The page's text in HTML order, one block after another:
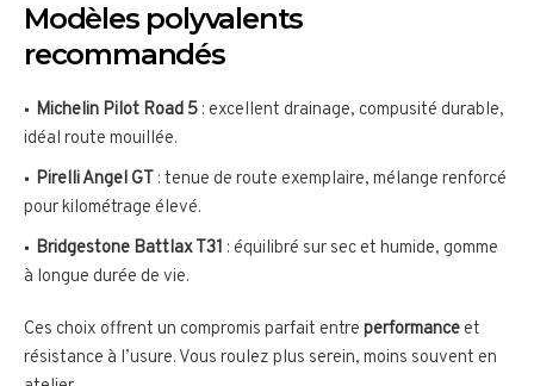
Modèles polyvalents
recommandés
Michelin Pilot Road 5 : excellent drainage, compusité durable,
idéal route mouillée.
Pirelli Angel GT : tenue de route exemplaire, mélange renforcé
pour kilométrage élevé.
Bridgestone Battlax T31 : équilibré sur sec et humide, gomme
à longue durée de vie.
Ces choix offrent un compromis parfait entre performance et
résistance à l’usure. Vous roulez plus serein, moins souvent en